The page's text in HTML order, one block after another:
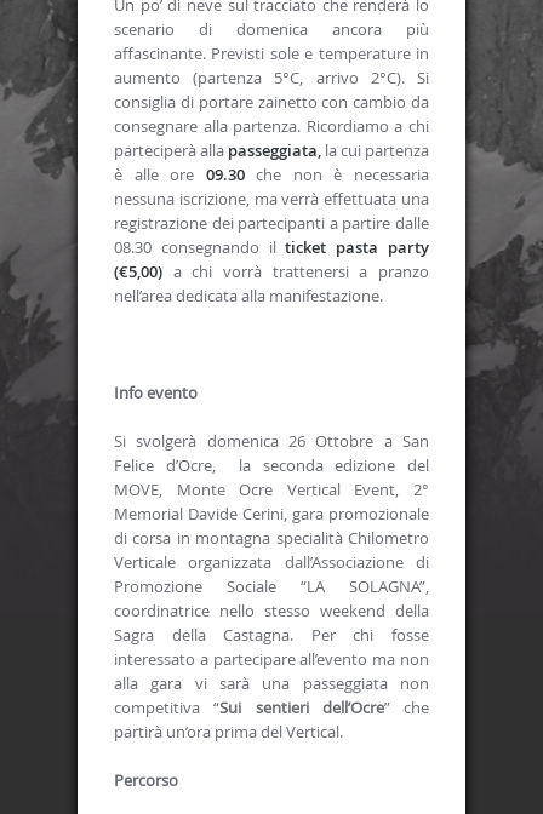
Un po’ di neve sul tracciato che renderà lo
scenario di domenica ancora più
affascinante. Previsti sole e temperature in
aumento (partenza 5°C, arrivo 2°C). Si
consiglia di portare zainetto con cambio da
consegnare alla partenza. Ricordiamo a chi
parteciperà alla passeggiata, la cui partenza
è alle ore 09.30che non è necessaria
nessuna iscrizione, ma verrà effettuata una
registrazione dei partecipanti a partire dalle
08.30 consegnando ilticket pasta party
(€5,00) a chi vorrà trattenersi a pranzo
nell’area dedicata alla manifestazione.
Info evento
Si svolgerà domenica 26 Ottobre a San
Felice d’Ocre, la seconda edizione del
MOVE, Monte Ocre Vertical Event, 2°
Memorial Davide Cerini, gara promozionale
di corsa in montagna specialità Chilometro
Verticale organizzata dall’Associazione di
Promozione Sociale “LA SOLAGNA”,
coordinatrice nello stesso weekend della
Sagra della Castagna. Per chi fosse
interessato a partecipare all’evento ma non
alla gara vi sarà una passeggiata non
competitiva “Sui sentieri dell’Ocre” che
partirà un’ora prima del Vertical.
Percorso